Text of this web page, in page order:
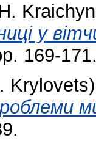
у
169-
Krylovets)